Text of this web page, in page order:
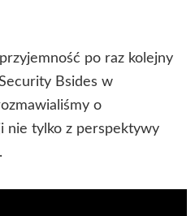
po raz kolejny
Bsides w
o
nie tylko z perspektywy